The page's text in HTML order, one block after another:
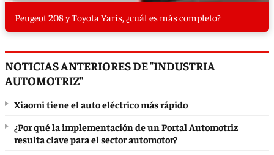
Peugeot 208 y Toyota Yaris, ¿cuál es más completo?
NOTICIAS ANTERIORES DE "INDUSTRIA
AUTOMOTRIZ"
Xiaomi tiene el auto eléctrico más rápido
¿Por qué la implementación de un Portal Automotriz
resulta clave para el sector automotor?